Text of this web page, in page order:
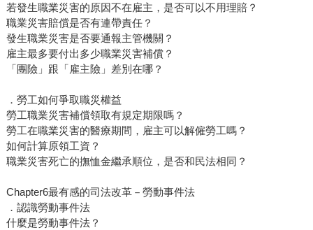
若發生職業災害的原因不在雇主，是否可以不用理賠？
職業災害賠償是否有連帶責任？
發生職業災害是否要通報主管機關？
雇主最多要付出多少職業災害補償？
「團險」跟「雇主險」差別在哪？
．勞工如何爭取職災權益
勞工職業災害補償領取有規定期限嗎？
勞工在職業災害的醫療期間，雇主可以解僱勞工嗎？
如何計算原領工資？
職業災害死亡的撫恤金繼承順位，是否和民法相同？
Chapter6最有感的司法改革－勞動事件法
．認識勞動事件法
什麼是勞動事件法？